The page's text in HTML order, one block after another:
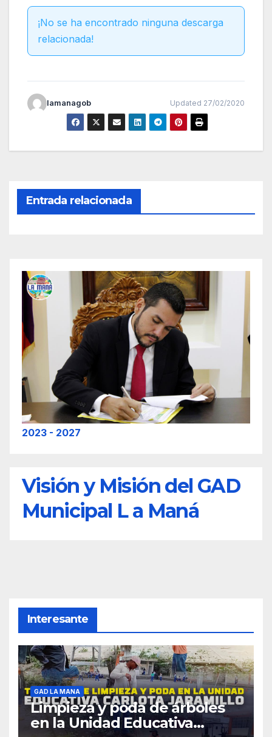
¡No se ha encontrado ninguna descarga
relacionada!
lamanagob Updated 27/02/2020
Entrada relacionada
2023 - 2027
Visión y Misión del GAD
Municipal L a Maná
Interesante
GAD LA MANA
Limpieza y poda de árboles
en la Unidad Educativa